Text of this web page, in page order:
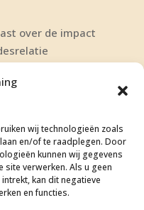
wij technologieën zoals
en/of te raadplegen. Door
kunnen wij gegevens
verwerken. Als u geen
kan dit negatieve
en functies.
over de impact